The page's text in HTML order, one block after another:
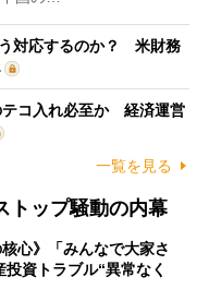
対応するのか？ 米財務
テコ入れ必至か 経済運営
一覧を見る
トップ騒動の内幕
心》「みんなで大家さ
資トラブル“異常なく